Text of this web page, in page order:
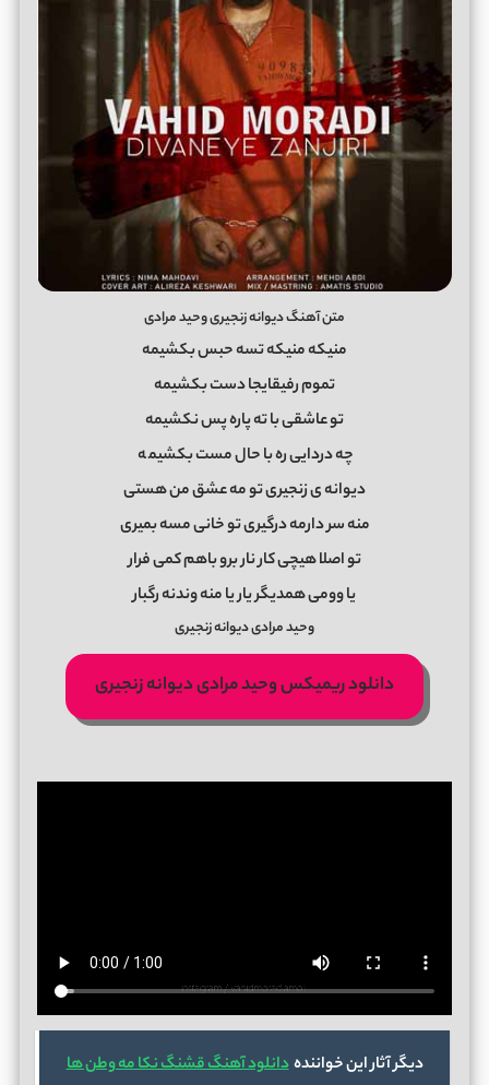
متن آهنگ دیوانه زنجیری وحید مرادی
منیکه منیکه تسه حبس بکشیمه
تموم رفیقایجا دست بکشیمه
تو عاشقی با ته پاره پس نکشیمه
چه دردایی ره با حال مست بکشیمه
دیوانه ی زنجیری تو مه عشق من هستی
منه سر دارمه درگیری تو خانی مسه بمیری
تو اصلا هیچی کار نار برو باهم کمی فرار
یا وومی همدیگر یار یا منه وندنه رگبار
وحید مرادی دیوانه زنجیری
دانلود ریمیکس وحید مرادی دیوانه زنجیری
دیگر آثار این خوانندهدانلود آهنگ قشنگ نکا مه وطن ها